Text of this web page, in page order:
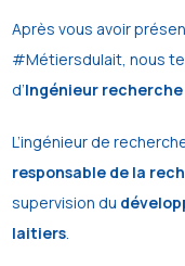
Après vous avoir
#Métiersdulait, nous
d’Ingénieur
L’ingénieur de
responsable de la
supervision du
laitiers.